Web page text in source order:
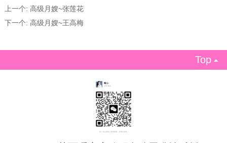
上一个: 高级月嫂~张莲花
下一个: 高级月嫂~王高梅
Top